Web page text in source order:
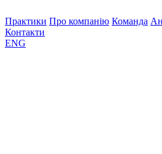
Практики Про компанію Команда
Контакти
ENG